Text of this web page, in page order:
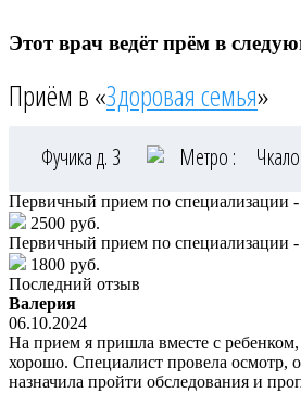
Этот врач ведёт прём в
Приём в «Здоровая семья»
Фучика д. 3 Метро :
Первичный прием по специализации -
2500 руб.
Первичный прием по специализации
1800 руб.
Последний отзыв
Валерия
06.10.2024
На прием я пришла вместе с
хорошо. Специалист провела осмотр,
назначила пройти обследования и